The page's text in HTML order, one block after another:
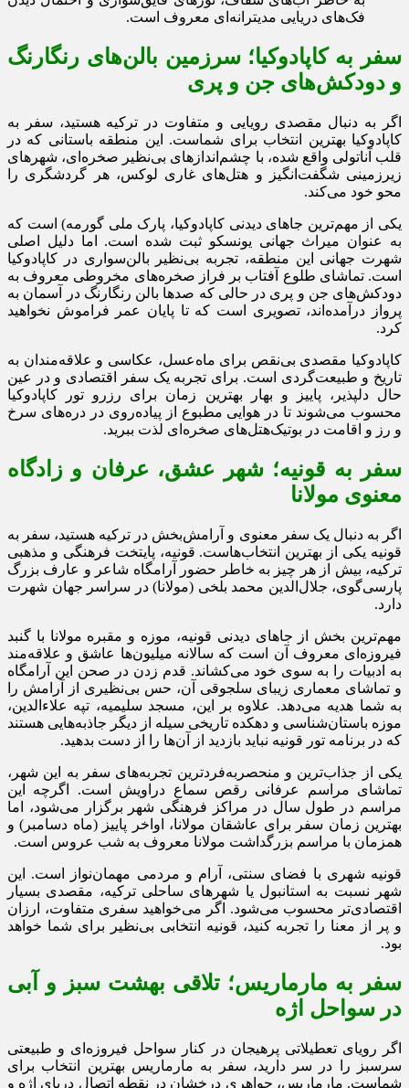
فک‌های دریایی مدیترانه‌ای معروف است.
سفر به کاپادوکیا؛ سرزمین بالن‌های رنگارنگ
و دودکش‌های جن و پری
اگر به دنبال مقصدی رویایی و متفاوت در ترکیه هستید، سفر به
کاپادوکیا بهترین انتخاب برای شماست. این منطقه باستانی که در
قلب آناتولی واقع شده، با چشم‌اندازهای بی‌نظیر صخره‌ای، شهرهای
زیرزمینی شگفت‌انگیز و هتل‌های غاری لوکس، هر گردشگری را
محو خود می‌کند.
یکی از مهم‌ترین جاهای دیدنی کاپادوکیا، پارک ملی گورمه) است که
به عنوان میراث جهانی یونسکو ثبت شده است. اما دلیل اصلی
شهرت جهانی این منطقه، تجربه بی‌نظیر بالن‌سواری در کاپادوکیا
است. تماشای طلوع آفتاب بر فراز صخره‌های مخروطی معروف به
دودکش‌های جن و پری در حالی که صدها بالن رنگارنگ در آسمان به
پرواز درآمده‌اند، تصویری است که تا پایان عمر فراموش نخواهید
کرد.
کاپادوکیا مقصدی بی‌نقص برای ماه‌عسل، عکاسی و علاقه‌مندان به
تاریخ و طبیعت‌گردی است. برای تجربه یک سفر اقتصادی و در عین
حال دلپذیر، پاییز و بهار بهترین زمان برای رزرو تور کاپادوکیا
محسوب می‌شوند تا در هوایی مطبوع از پیاده‌روی در دره‌های سرخ
و رز و اقامت در بوتیک‌هتل‌های صخره‌ای لذت ببرید.
سفر به قونیه؛ شهر عشق، عرفان و زادگاه
معنوی مولانا
اگر به دنبال یک سفر معنوی و آرامش‌بخش در ترکیه هستید، سفر به
قونیه یکی از بهترین انتخاب‌هاست. قونیه، پایتخت فرهنگی و مذهبی
ترکیه، بیش از هر چیز به خاطر حضور آرامگاه شاعر و عارف بزرگ
پارسی‌گوی، جلال‌الدین محمد بلخی (مولانا) در سراسر جهان شهرت
دارد.
مهم‌ترین بخش از جاهای دیدنی قونیه، موزه و مقبره مولانا با گنبد
فیروزه‌ای معروف آن است که سالانه میلیون‌ها عاشق و علاقه‌مند
به ادبیات را به سوی خود می‌کشاند. قدم زدن در صحن این آرامگاه
و تماشای معماری زیبای سلجوقی آن، حس بی‌نظیری از آرامش را
به شما هدیه می‌دهد. علاوه بر این، مسجد سلیمیه، تپه علاءالدین،
موزه باستان‌شناسی و دهکده تاریخی سیله از دیگر جاذبه‌هایی هستند
که در برنامه تور قونیه نباید بازدید از آن‌ها را از دست بدهید.
یکی از جذاب‌ترین و منحصربه‌فردترین تجربه‌های سفر به این شهر،
تماشای مراسم عرفانی رقص سماع دراویش است. اگرچه این
مراسم در طول سال در مراکز فرهنگی شهر برگزار می‌شود، اما
بهترین زمان سفر برای عاشقان مولانا، اواخر پاییز (ماه دسامبر) و
همزمان با مراسم بزرگداشت مولانا معروف به شب عروس است.
قونیه شهری با فضای سنتی، آرام و مردمی مهمان‌نواز است. این
شهر نسبت به استانبول یا شهرهای ساحلی ترکیه، مقصدی بسیار
اقتصادی‌تر محسوب می‌شود. اگر می‌خواهید سفری متفاوت، ارزان
و پر از معنا را تجربه کنید، قونیه انتخابی بی‌نظیر برای شما خواهد
بود.
سفر به مارماریس؛ تلاقی بهشت سبز و آبی
در سواحل اژه
اگر رویای تعطیلاتی پرهیجان در کنار سواحل فیروزه‌ای و طبیعتی
سرسبز را در سر دارید، سفر به مارماریس بهترین انتخاب برای
شماست. مارماریس، جواهری درخشان در نقطه اتصال دریای اژه و